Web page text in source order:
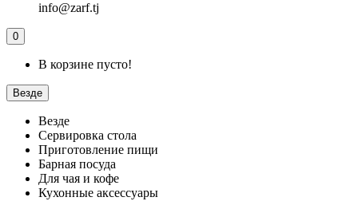
info@zarf.tj
0
В корзине пусто!
Везде
Везде
Сервировка стола
Приготовление пищи
Барная посуда
Для чая и кофе
Кухонные аксессуары